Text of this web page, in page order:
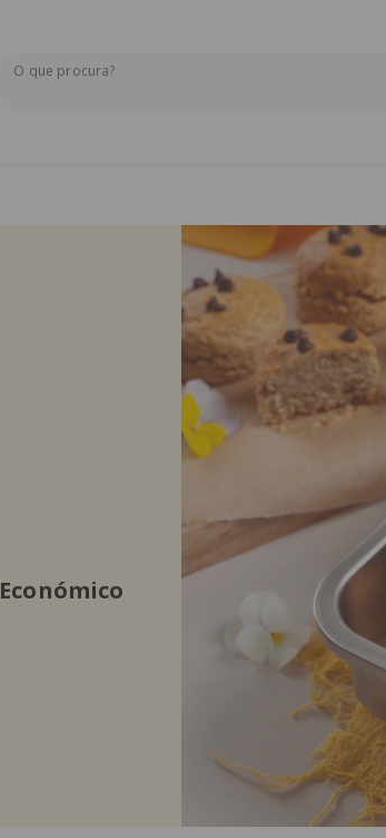
Os resultados da pesquisa serão exibidos
O que procura?
Económico